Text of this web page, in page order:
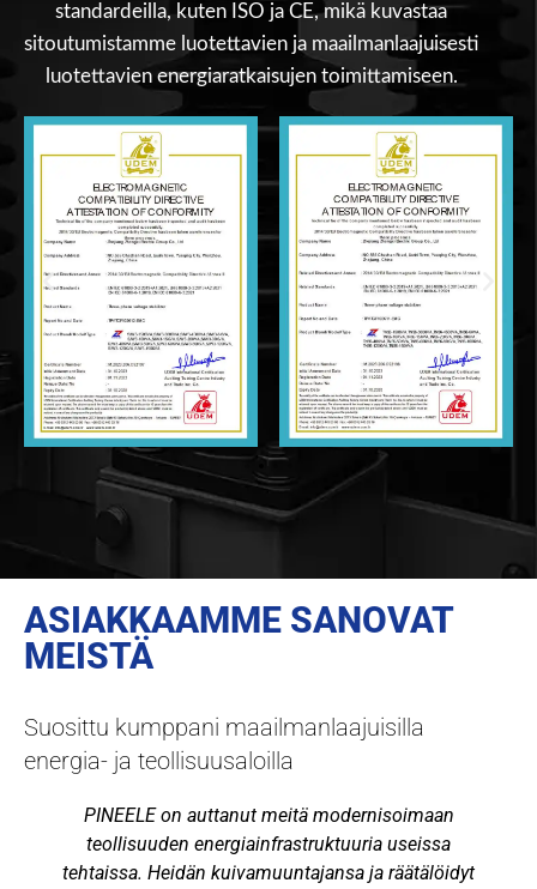
standardeilla, kuten ISO ja CE, mikä kuvastaa
sitoutumistamme luotettavien ja maailmanlaajuisesti
luotettavien energiaratkaisujen toimittamiseen.
ASIAKKAAMME SANOVAT
MEISTÄ
Suosittu kumppani maailmanlaajuisilla
energia- ja teollisuusaloilla
PINEELE on auttanut meitä modernisoimaan
teollisuuden energiainfrastruktuuria useissa
tehtaissa. Heidän kuivamuuntajansa ja räätälöidyt